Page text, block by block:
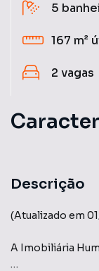
5
167 m²
2 vagas
Descrição
(Atualizado em
A Imobiliária